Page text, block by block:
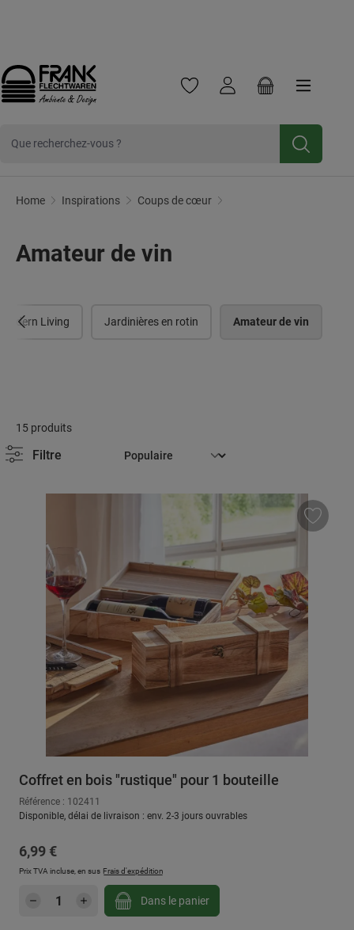
Vous avez 0 articles dans votre
Le panier
Home Inspirations Coups de cœur
Amateur de vin
Amateur de vin
Modern Living Jardinières en rotin Amateur de vin
15 produits
Filtre
Coffret en bois "rustique" pour 1 bouteille
Référence : 102411
Disponible, délai de livraison : env. 2-3 jours ouvrables
Prix régulier :
6,99 €
Prix TVA incluse, en sus Frais d'expédition
Quantité de produit : Entrez la quantité
Dans le panier